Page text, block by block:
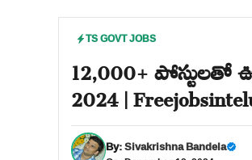
TS GOVT JOBS
12,000+ పోస్టులతో
2024 |
By:Sivakrishna Bandela